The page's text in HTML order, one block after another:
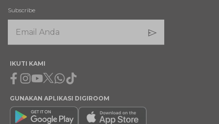
Subscribe
IKUTI KAMI
Facebook
Instagram
Youtube
X Whatsapp
Tiktok
GUNAKAN APLIKASI DIGIROOM